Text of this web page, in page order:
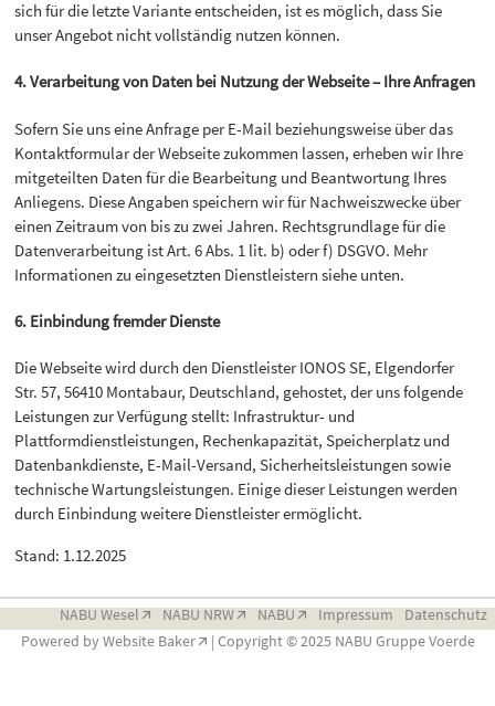
sich für die letzte Variante entscheiden, ist es möglich, dass Sie
unser Angebot nicht vollständig nutzen können.
4. Verarbeitung von Daten bei Nutzung der Webseite – Ihre Anfragen
Sofern Sie uns eine Anfrage per E-Mail beziehungsweise über das
Kontaktformular der Webseite zukommen lassen, erheben wir Ihre
mitgeteilten Daten für die Bearbeitung und Beantwortung Ihres
Anliegens. Diese Angaben speichern wir für Nachweiszwecke über
einen Zeitraum von bis zu zwei Jahren. Rechtsgrundlage für die
Datenverarbeitung ist Art. 6 Abs. 1 lit. b) oder f) DSGVO. Mehr
Informationen zu eingesetzten Dienstleistern siehe unten.
6. Einbindung fremder Dienste
Die Webseite wird durch den Dienstleister IONOS SE, Elgendorfer
Str. 57, 56410 Montabaur, Deutschland, gehostet, der uns folgende
Leistungen zur Verfügung stellt: Infrastruktur- und
Plattformdienstleistungen, Rechenkapazität, Speicherplatz und
Datenbankdienste, E-Mail-Versand, Sicherheitsleistungen sowie
technische Wartungsleistungen. Einige dieser Leistungen werden
durch Einbindung weitere Dienstleister ermöglicht.
Stand: 1.12.2025
NABU Wesel NABU NRW NABU Impressum Datenschutz
Powered byWebsite Baker | Copyright © 2025 NABU Gruppe Voerde